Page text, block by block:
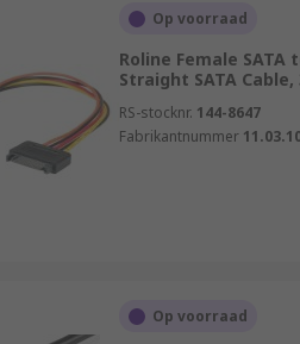
can utilise hot plugging
Op voorraad
Roline Female SATA
Straight SATA Cable,
RS-stocknr. 144-8647
Fabrikantnummer
Op voorraad